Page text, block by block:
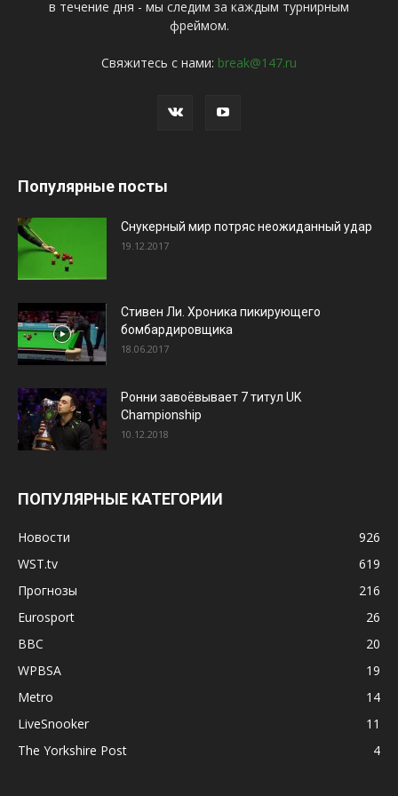
в течение дня - мы следим за каждым турнирным
фреймом.
Свяжитесь с нами: break@147.ru
Популярные посты
Снукерный мир потряс неожиданный удар
19.12.2017
Стивен Ли. Хроника пикирующего
бомбардировщика
18.06.2017
Ронни завоёвывает 7 титул UK
Championship
10.12.2018
ПОПУЛЯРНЫЕ КАТЕГОРИИ
Новости
926
WST.tv
619
Прогнозы
216
Eurosport
26
BBC
20
WPBSA
19
Metro
14
LiveSnooker
11
The Yorkshire Post
4